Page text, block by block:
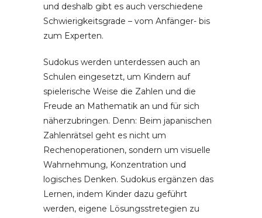
und deshalb gibt es auch verschiedene
Schwierigkeitsgrade – vom Anfänger- bis
zum Experten.
Sudokus werden unterdessen auch an
Schulen eingesetzt, um Kindern auf
spielerische Weise die Zahlen und die
Freude an Mathematik an und für sich
näherzubringen. Denn: Beim japanischen
Zahlenrätsel geht es nicht um
Rechenoperationen, sondern um visuelle
Wahrnehmung, Konzentration und
logisches Denken. Sudokus ergänzen das
Lernen, indem Kinder dazu geführt
werden, eigene Lösungsstretegien zu